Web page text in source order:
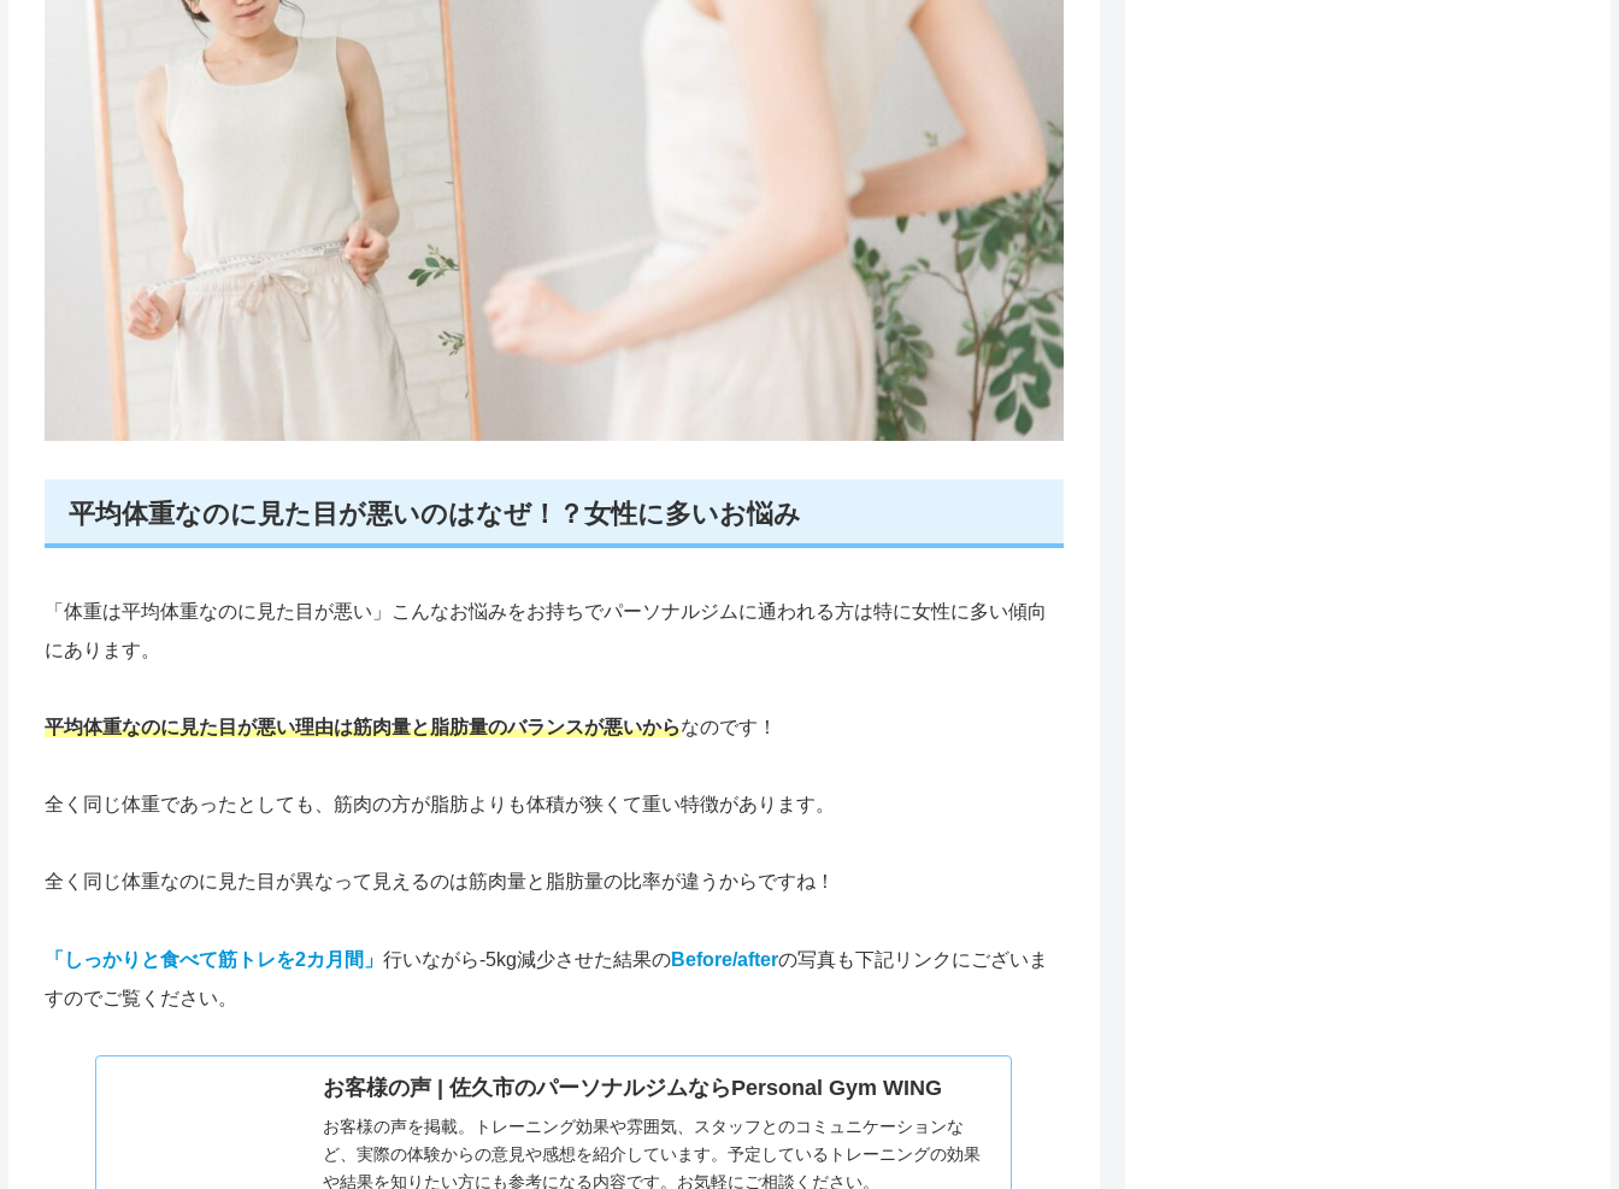
平均体重なのに見た目が悪いのはなぜ！？女性に多いお悩み
「体重は平均体重なのに見た目が悪い」こんなお悩みをお持ちでパーソナルジムに通われる方は特に女性に多い傾向
にあります。
平均体重なのに見た目が悪い理由は筋肉量と脂肪量のバランスが悪いからなのです！
全く同じ体重であったとしても、筋肉の方が脂肪よりも体積が狭くて重い特徴があります。
全く同じ体重なのに見た目が異なって見えるのは筋肉量と脂肪量の比率が違うからですね！
「しっかりと食べて筋トレを2カ月間」 行いながら-5kg減少させた結果のBefore/afterの写真も下記リンク にござい ま
すのでご覧ください。
お客様の声 | 佐久市のパーソナルジムならPersonal Gym WING
お客様の声を掲載。トレーニング効果や雰囲気、スタッフとのコミュニケーションな
ど、実際の体験からの意見や感想を紹介しています。予定しているトレーニングの効果
や結果を知りたい方にも参考になる内容です。お気軽にご相談ください。